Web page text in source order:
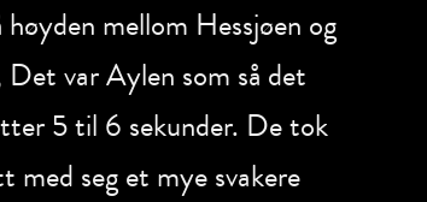
mellom Hessjøen og
var Aylen som så det
5 til 6 sekunder. De tok
seg et mye svakere